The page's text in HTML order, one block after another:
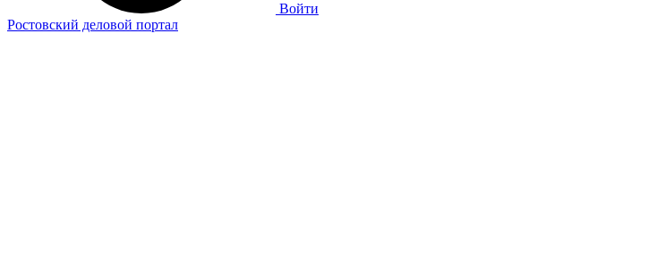
Войти
Ростовский деловой портал